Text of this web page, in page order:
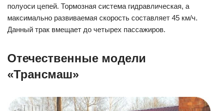
полуоси цепей. Тормозная система гидравлическая, а
максимально развиваемая скорость составляет 45 км/ч.
Данный трак вмещает до четырех пассажиров.
Отечественные модели
«Трансмаш»